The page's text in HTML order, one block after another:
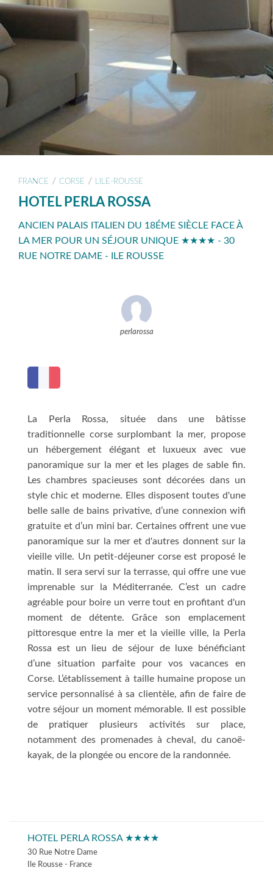
FRANCE / CORSE / LILE-ROUSSE
HOTEL PERLA ROSSA
ANCIEN PALAIS ITALIEN DU 18ÉME SIÈCLE FACE À
LA MER POUR UN SÉJOUR UNIQUE ★★★★ - 30
RUE NOTRE DAME - ILE ROUSSE
perlarossa
La Perla Rossa, située dans une bâtisse
traditionnelle corse surplombant la mer, propose
un hébergement élégant et luxueux avec vue
panoramique sur la mer et les plages de sable fin.
Les chambres spacieuses sont décorées dans un
style chic et moderne. Elles disposent toutes d'une
belle salle de bains privative, d’une connexion wifi
gratuite et d’un mini bar. Certaines offrent une vue
panoramique sur la mer et d'autres donnent sur la
vieille ville. Un petit-déjeuner corse est proposé le
matin. Il sera servi sur la terrasse, qui offre une vue
imprenable sur la Méditerranée. C’est un cadre
agréable pour boire un verre tout en profitant d'un
moment de détente. Grâce son emplacement
pittoresque entre la mer et la vieille ville, la Perla
Rossa est un lieu de séjour de luxe bénéficiant
d’une situation parfaite pour vos vacances en
Corse. L’établissement à taille humaine propose un
service personnalisé à sa clientèle, afin de faire de
votre séjour un moment mémorable. Il est possible
de pratiquer plusieurs activités sur place,
notamment des promenades à cheval, du canoë-
kayak, de la plongée ou encore de la randonnée.
HOTEL PERLA ROSSA ★★★★
30 Rue Notre Dame
Ile Rousse - France